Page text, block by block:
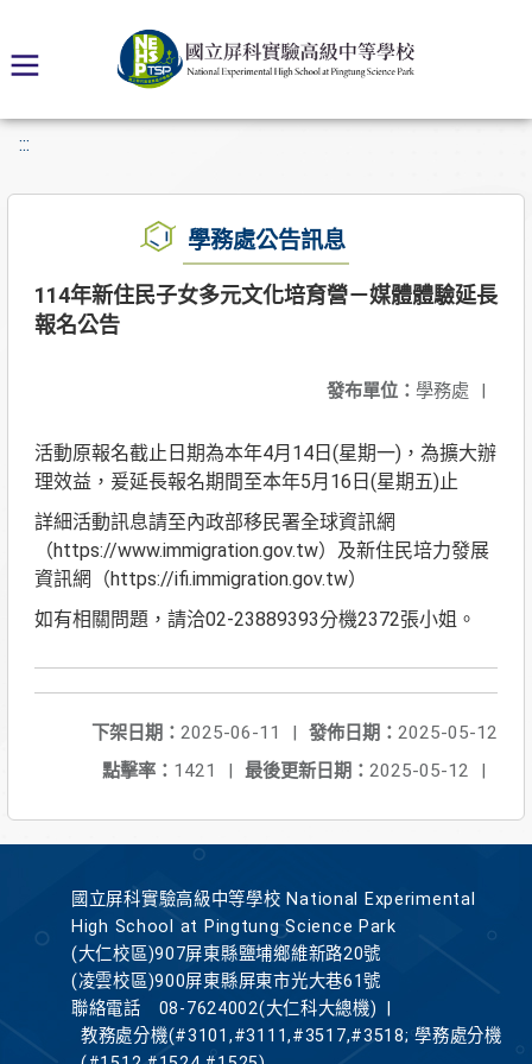
:::
學務處公告訊息
114年新住民子女多元文化培育營－媒體體驗延長
報名公告
發布單位： 學務處 |
活動原報名截止日期為本年4月14日(星期一)，為擴大辦
理效益，爰延長報名期間至本年5月16日(星期五)止
詳細活動訊息請至內政部移民署全球資訊網
（https://www.immigration.gov.tw）及新住民培力發展
資訊網（https://ifi.immigration.gov.tw）
如有相關問題，請洽02-23889393分機2372張小姐。
發佈日期： 2025-05-12
下架日期： 2025-06-11
|
最後更新日期： 2025-05-12 |
點擊率： 1421 |
國立屏科實驗高級中等學校 National Experimental
High School at Pingtung Science Park
(大仁校區)907屏東縣鹽埔鄉維新路20號
(凌雲校區)900屏東縣屏東市光大巷61號
聯絡電話
08-7624002(大仁科大總機)
教務處分機(#3101,#3111,#3517,#3518; 學務處分機